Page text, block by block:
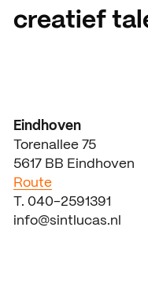
creatief
Eindhoven
Torenallee 75
5617 BB Eindhoven
Route
T. 040-2591391
info@sintlucas.nl